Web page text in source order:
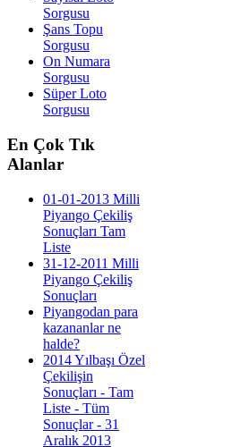
Sorgusu
Şans Topu
Sorgusu
On Numara
Sorgusu
Süper Loto
Sorgusu
En Çok Tık
Alanlar
01-01-2013 Milli
Piyango Çekiliş
Sonuçları Tam
Liste
31-12-2011 Milli
Piyango Çekiliş
Sonuçları
Piyangodan para
kazananlar ne
halde?
2014 Yılbaşı Özel
Çekilişin
Sonuçları - Tam
Liste - Tüm
Sonuçlar - 31
Aralık 2013